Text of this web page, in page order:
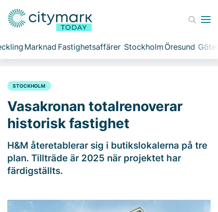
Marknad Fastighetsaffärer Stockholm Öresund
STOCKHOLM
Vasakronan totalrenoverar
historisk fastighet
H&M återetablerar sig i butikslokalerna på tre
plan. Tillträde är 2025 när projektet har
färdigställts.